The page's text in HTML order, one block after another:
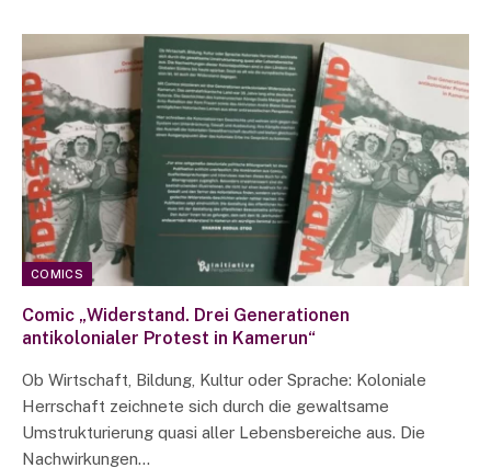
COMICS
Comic „Widerstand. Drei Generationen
antikolonialer Protest in Kamerun“
Ob Wirtschaft, Bildung, Kultur oder Sprache: Koloniale
Herrschaft zeichnete sich durch die gewaltsame
Umstrukturierung quasi aller Lebensbereiche aus. Die
Nachwirkungen…